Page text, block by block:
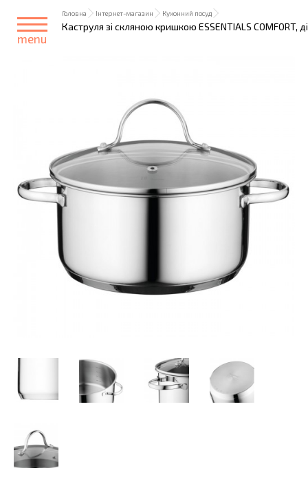
menu
Головна Інтернет-магазин Кухонний посуд
Каструля зі скляною кришкою ESSENTIALS COMFORT,